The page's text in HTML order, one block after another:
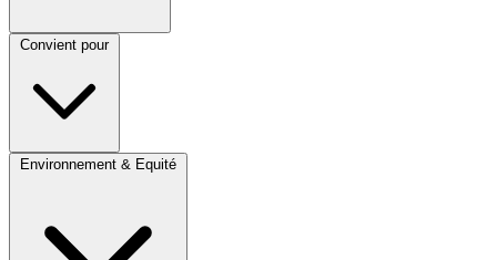
Convient pour
Environnement & Equité